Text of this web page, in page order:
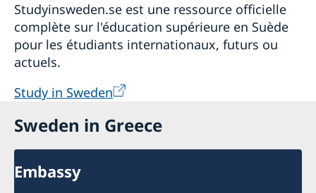
Studyinsweden.se est une ressource officielle
complète sur l'éducation supérieure en Suède
pour les étudiants internationaux, futurs ou
actuels.
Study in Sweden
Sweden in Greece
Embassy